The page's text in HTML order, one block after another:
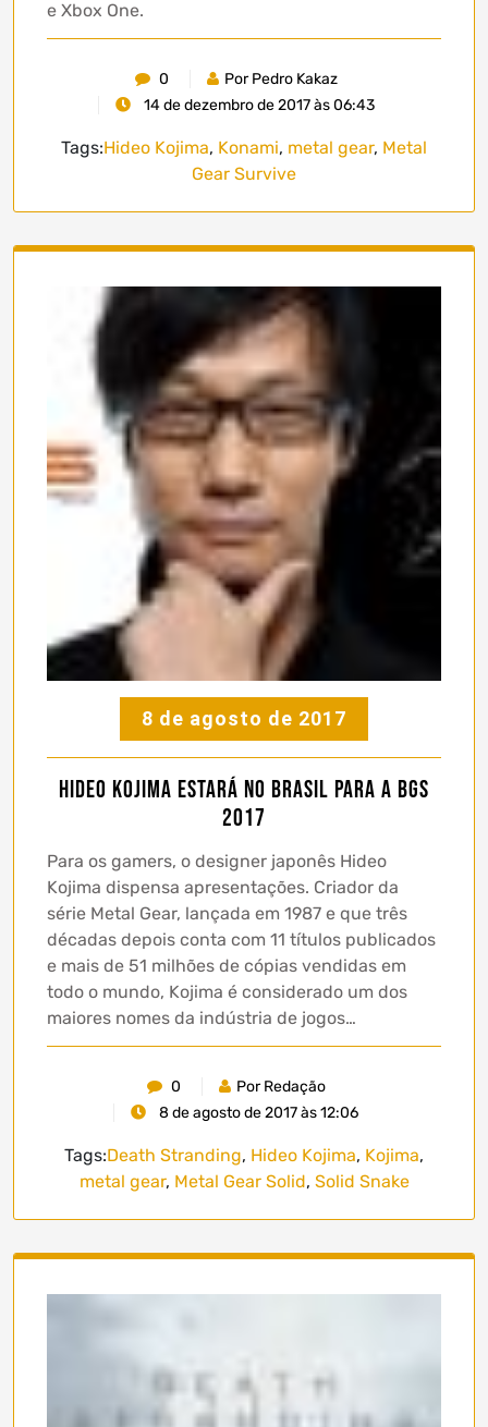
e Xbox One.
0
Por Pedro Kakaz
14 de dezembro de 2017 às 06:43
Tags:Hideo Kojima, Konami, metal gear, Metal
Gear Survive
8 de agosto de 2017
Hideo Kojima estará no Brasil para a BGS
2017
Para os gamers, o designer japonês Hideo
Kojima dispensa apresentações. Criador da
série Metal Gear, lançada em 1987 e que três
décadas depois conta com 11 títulos publicados
e mais de 51 milhões de cópias vendidas em
todo o mundo, Kojima é considerado um dos
maiores nomes da indústria de jogos…
0
Por Redação
8 de agosto de 2017 às 12:06
Tags:Death Stranding, Hideo Kojima, Kojima,
metal gear, Metal Gear Solid, Solid Snake